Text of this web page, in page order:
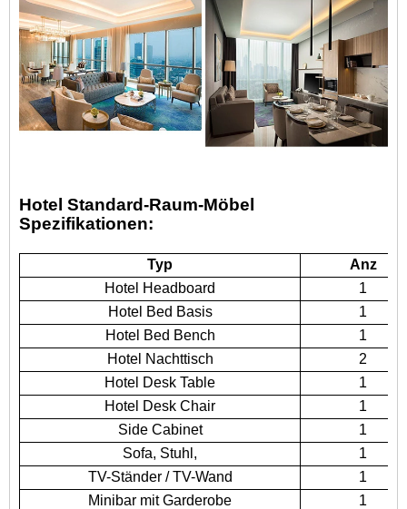
Hotel Standard-Raum-Möbel
Spezifikationen:
Typ
Anz
Hotel Headboard
1
Hotel Bed Basis
1
Hotel Bed Bench
1
Hotel Nachttisch
2
Hotel Desk Table
1
Hotel Desk Chair
1
Side Cabinet
1
Sofa, Stuhl,
1
TV-Ständer / TV-Wand
1
Minibar mit Garderobe
1